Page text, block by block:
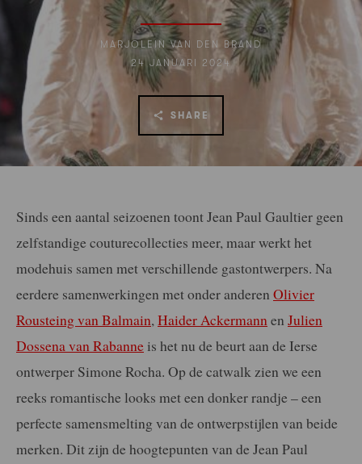
MARJOLEIN VAN DEN BRAND
24 JANUARI 2024
SHARE
Sinds een aantal seizoenen toont Jean Paul Gaultier geen
zelfstandige couturecollecties meer, maar werkt het
modehuis samen met verschillende gastontwerpers. Na
eerdere samenwerkingen met onder anderen Olivier
Rousteing van Balmain,Haider Ackermannen Julien
Dossena van Rabanne is het nu de beurt aan de Ierse
ontwerper Simone Rocha. Op de catwalk zien we een
reeks romantische looks met een donker randje – een
perfecte samensmelting van de ontwerpstijlen van beide
merken. Dit zijn de hoogtepunten van de Jean Paul